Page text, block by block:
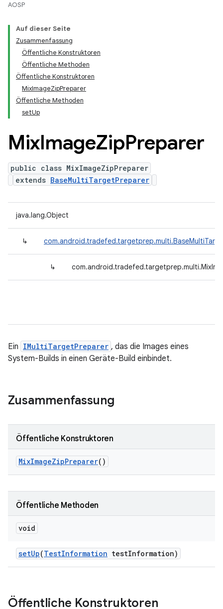
AOSP
Auf dieser Seite
Zusammenfassung
Öffentliche Konstruktoren
Öffentliche Methoden
Öffentliche Konstruktoren
MixImageZipPreparer
Öffentliche Methoden
setUp
MixImageZipPreparer
public class MixImageZipPreparer
extends BaseMultiTargetPreparer
java.lang.Object
↳
↳
Ein IMultiTargetPreparer , das die Images eines
System-Builds in einen Geräte-Build einbindet.
Zusammenfassung
Öffentliche Konstruktoren
MixImageZipPreparer()
Öffentliche Methoden
void
setUp(TestInformation testInformation)
Öffentliche Konstruktoren